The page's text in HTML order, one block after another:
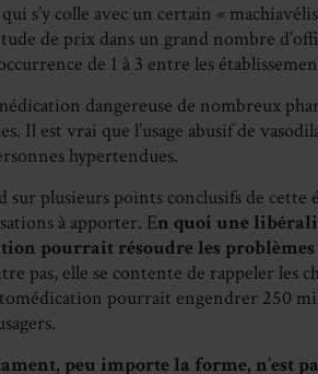
s’y colle avec un certain «
de prix dans un grand nombre
de 1 à 3 entre les
dangereuse de nombreux
Il est vrai que l’usage abusif de
hypertendues.
sur plusieurs points conclusifs de
à apporter. En quoi une
pourrait résoudre les problèmes
pas, elle se contente de rappeler les
pourrait engendrer 250
peu importe la forme, n’est